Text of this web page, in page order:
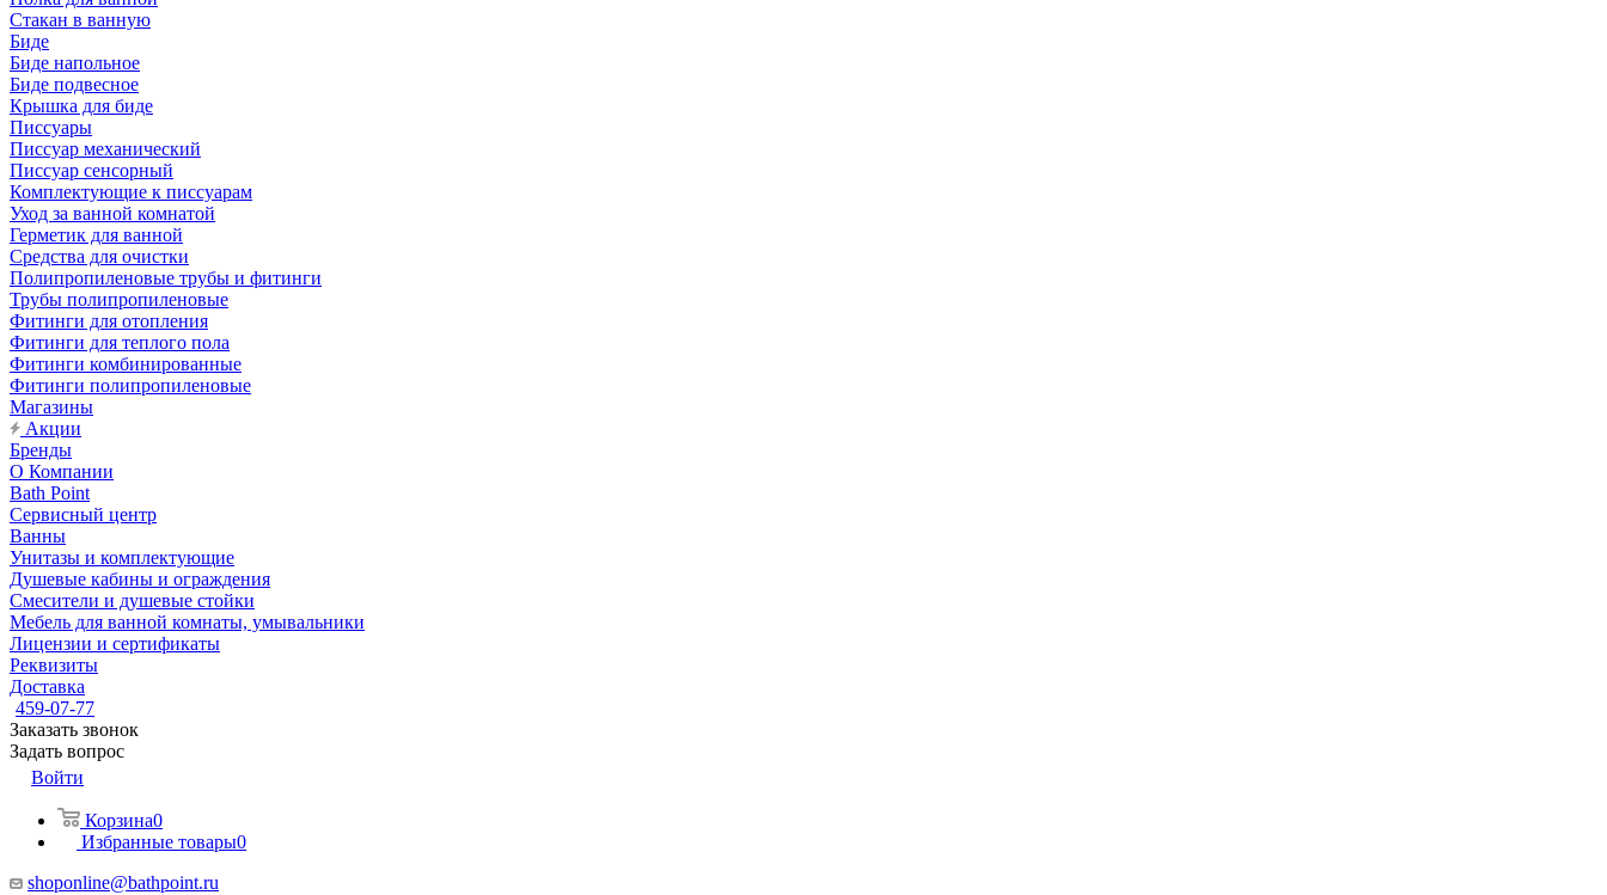
Стакан в ванную
Биде
Биде напольное
Биде подвесное
Крышка для биде
Писсуары
Писсуар механический
Писсуар сенсорный
Комплектующие к писсуарам
Уход за ванной комнатой
Герметик для ванной
Средства для очистки
Полипропиленовые трубы и фитинги
Трубы полипропиленовые
Фитинги для отопления
Фитинги для теплого пола
Фитинги комбинированные
Фитинги полипропиленовые
Магазины
Акции
Бренды
О Компании
Bath Point
Сервисный центр
Ванны
Унитазы и комплектующие
Душевые кабины и ограждения
Смесители и душевые стойки
Мебель для ванной комнаты, умывальники
Лицензии и сертификаты
Реквизиты
Доставка
459-07-77
Заказать звонок
Задать вопрос
Войти
Корзина0
Избранные товары0
shoponline@bathpoint.ru